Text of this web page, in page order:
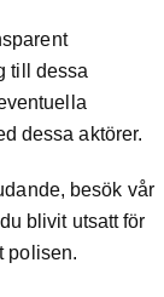
till dessa
dessa aktörer.
besök vår
blivit utsatt för
polisen.